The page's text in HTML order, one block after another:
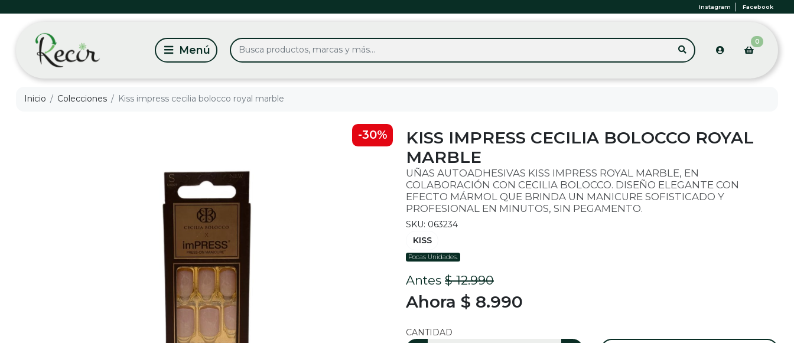
Instagram Facebook
0
Inicio Colecciones Kiss impress cecilia bolocco royal marble
-30%
KISS IMPRESS CECILIA BOLOCCO ROYAL
MARBLE
UÑAS AUTOADHESIVAS KISS IMPRESS ROYAL MARBLE, EN
COLABORACIÓN CON CECILIA BOLOCCO. DISEÑO ELEGANTE CON
EFECTO MÁRMOL QUE BRINDA UN MANICURE SOFISTICADO Y
PROFESIONAL EN MINUTOS, SIN PEGAMENTO.
SKU: 063234
KISS
Pocas Unidades.
Antes $ 12.990
Ahora $ 8.990
CANTIDAD